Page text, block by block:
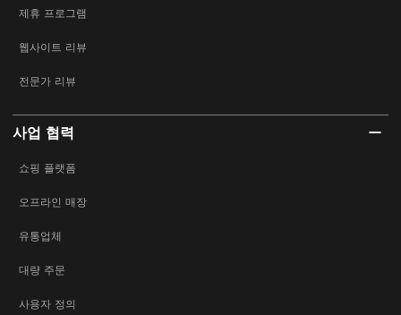
제휴 프로그램
웹사이트 리뷰
전문가 리뷰
사업 협력
쇼핑 플랫폼
오프라인 매장
유통업체
대량 주문
사용자 정의